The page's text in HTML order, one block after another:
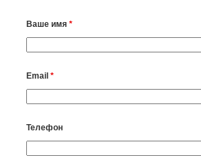
Ваше имя *
Email *
Телефон